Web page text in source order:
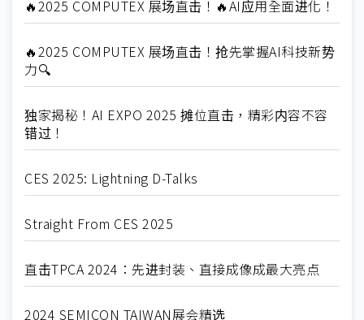
🔥2025 COMPUTEX 展场直击！🔥AI应用全面进化！
🔥2025 COMPUTEX 展场直击！抢先掌握AI科技新势
力🔍
独家揭秘！AI EXPO 2025 摊位直击，精彩内容不容
错过！
CES 2025: Lightning D-Talks
Straight From CES 2025
直击TPCA 2024：先进封装、直接成像成最大亮点
2024 SEMICON TAIWAN展会精选